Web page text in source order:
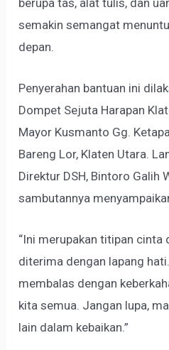
berupa tas, alat tulis, dan
semakin semangat
depan.
Penyerahan bantuan ini
Dompet Sejuta Harapan
Mayor Kusmanto Gg.
Bareng Lor, Klaten Utara.
Direktur DSH, Bintoro Galih
sambutannya
“Ini merupakan titipan cinta
diterima dengan lapang
membalas dengan
kita semua. Jangan lupa,
lain dalam kebaikan.”